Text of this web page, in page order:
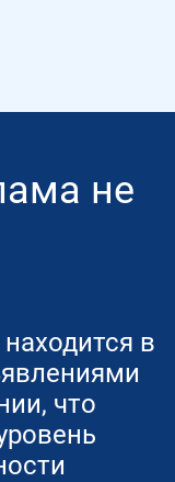
не
в
что